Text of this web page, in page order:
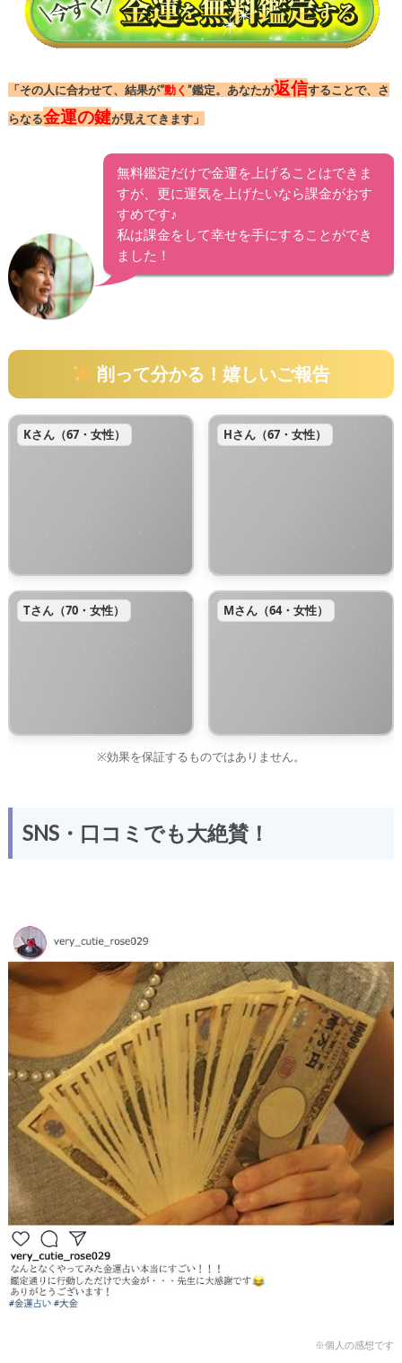
「その人に合わせて、結果が“動く ”鑑定。あなたが返信することで、さ
らなる金運の鍵が見えてきます」
無料鑑定だけで金運を上げることはできま
すが、更に運気を上げたいなら課金がおす
すめです♪
私は課金をして幸せを手にすることができ
ました！
削って分かる！嬉しいご報告
Kさん（67・女性） Hさん（67・女性）
Tさん（70・女性） Mさん（64・女性）
※効果を保証するものではありません。
SNS・口コミでも大絶賛！
※個人の感想です